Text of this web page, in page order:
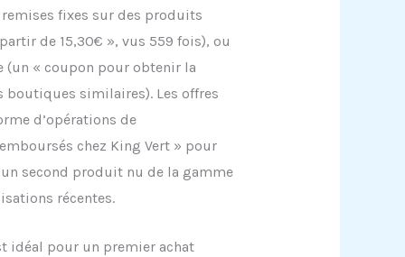
fixes sur des produits
de 15,30€ », vus 559 fois), ou
(un « coupon pour obtenir la
similaires). Les offres
d’opérations de
chez King Vert » pour
second produit nu de la gamme
récentes.
idéal pour un premier achat